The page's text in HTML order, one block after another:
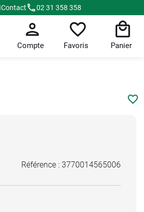
Contact 02 31 358 358
Compte Favoris Panier
Référence : 3770014565006